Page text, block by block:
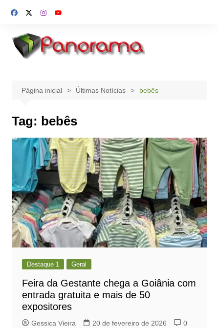
para
conteúdo
Página inicial Últimas Notícias bebês
Tag: bebês
Destaque 1 Geral
Feira da Gestante chega a Goiânia com
entrada gratuita e mais de 50
expositores
Gessica Vieira 20 de fevereiro de 2026 0